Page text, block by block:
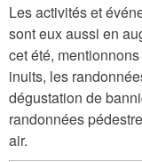
Les activités et
sont eux aussi en
cet été,
inuits, les
dégustation de
randonnées
air.